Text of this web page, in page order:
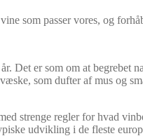
som passer vores, og
Det er som om at begrebet
som dufter af mus og
strenge regler for hvad
udvikling i de fleste